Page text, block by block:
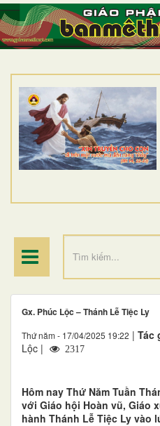
TRANG NHẤT
GIỚI THIỆU
DÒNG TU
BAN MỤC VỤ
ĐOÀN THỂ CG
ĐIỂM HÀNH HƯƠNG
Gx. Phúc Lộc – Thánh Lễ Tiệc Ly
Thứ năm - 17/04/2025 19:22 | Tác
Lộc |
2317
Hôm nay Thứ Năm Tuần
với Giáo hội Hoàn vũ, Giáo
hành Thánh Lễ Tiệc Ly vào